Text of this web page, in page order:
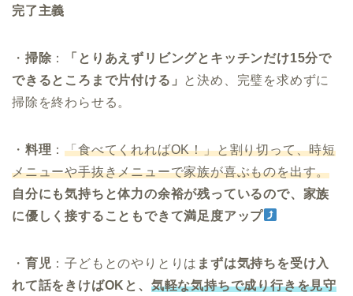
完了主義
・ 掃除 ：
「とりあえずリビングとキッチンだけ15分で
できるところまで片付ける」 と決め、完璧を求めずに
掃除を終わらせる。
・ 料理 ：「食べてくれればOK！」と割り切って、時短
メニューや手抜きメニューで家族が喜ぶものを出す。
自分にも気持ちと体力の余裕が残っているので、家族
に優しく接することもできて満足度アップ
・ 育児 ：子どもとのやりとりは まずは気持ちを受け入
れて話をきけばOKと、 気軽な気持ちで成り行きを見守